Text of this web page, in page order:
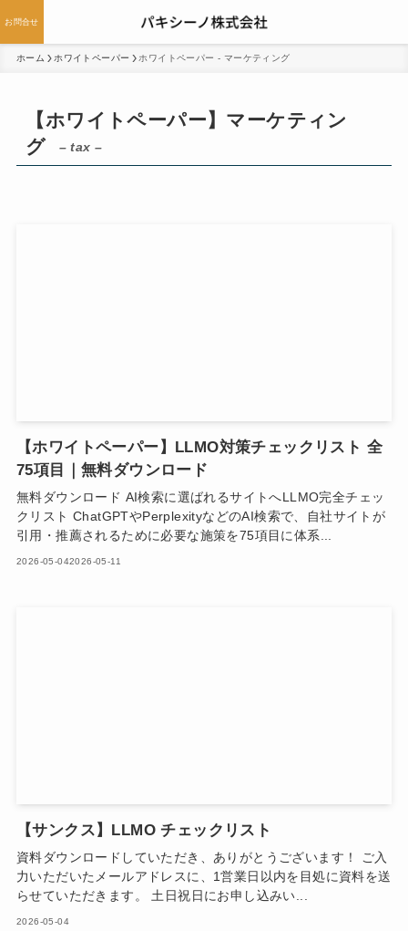
お問合せ
ホーム ホワイトペーパー ホワイトペーパー - マーケティング
【ホワイトペーパー】マーケティン
グ
– tax –
【ホワイトペーパー】LLMO対策チェックリスト 全
75項目｜無料ダウンロード
無料ダウンロード AI検索に選ばれるサイトへLLMO完全チェッ
クリスト ChatGPTやPerplexityなどのAI検索で、自社サイトが
引用・推薦されるために必要な施策を75項目に体系...
2026-05-042026-05-11
【サンクス】LLMO チェックリスト
資料ダウンロードしていただき、ありがとうございます！ ご入
力いただいたメールアドレスに、1営業日以内を目処に資料を送
らせていただきます。 土日祝日にお申し込みい...
2026-05-04